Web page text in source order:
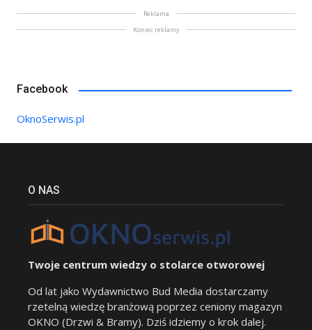
Reklama
Koniec reklamy
Facebook
OknoSerwis.pl
O NAS
Twoje centrum wiedzy o stolarce otworowej
Od lat jako Wydawnictwo Bud Media dostarczamy
rzetelną wiedzę branżową poprzez ceniony magazyn
OKNO (Drzwi & Bramy). Dziś idziemy o krok dalej.